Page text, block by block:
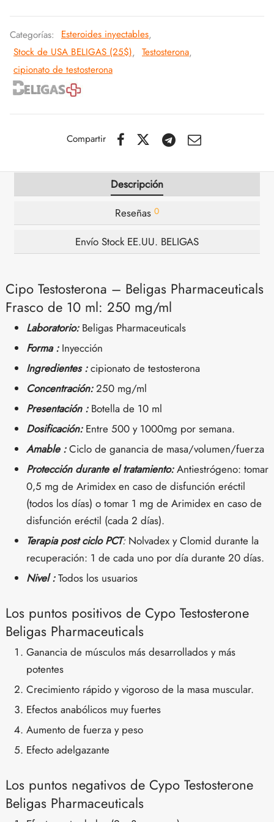
Categorías: Esteroides inyectables,
Stock de USA BELIGAS (25$), Testosterona,
cipionato de testosterona
Compartir
Descripción
Reseñas 0
Envío Stock EE.UU. BELIGAS
Cipo Testosterona – Beligas Pharmaceuticals
Frasco de 10 ml: 250 mg/ml
Laboratorio: Beligas Pharmaceuticals
Forma : Inyección
Ingredientes :cipionato de testosterona
Concentración:250 mg/ml
Presentación : Botella de 10 ml
Dosificación: Entre 500 y 1000mg por semana.
Amable :Ciclo de ganancia de masa/volumen/fuerza
Protección durante el tratamiento:Antiestrógeno: tomar
0,5 mg de Arimidex en caso de disfunción eréctil
(todos los días) o tomar 1 mg de Arimidex en caso de
disfunción eréctil (cada 2 días).
Terapia post ciclo PCT: Nolvadex y Clomid durante la
recuperación: 1 de cada uno por día durante 20 días.
Nivel :Todos los usuarios
Los puntos positivos de Cypo Testosterone
Beligas Pharmaceuticals
Ganancia de músculos más desarrollados y más
potentes
Crecimiento rápido y vigoroso de la masa muscular.
Efectos anabólicos muy fuertes
Aumento de fuerza y peso
Efecto adelgazante
Los puntos negativos de Cypo Testosterone
Beligas Pharmaceuticals
/ GENETIC 🇪🇺
🇪🇺
🇪🇺
De Estenbolona
Oral
(Mounjaro)
GnRH